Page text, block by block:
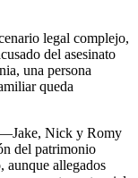
legal complejo,
del asesinato
una persona
queda
—Jake, Nick y Romy
del patrimonio
aunque allegados